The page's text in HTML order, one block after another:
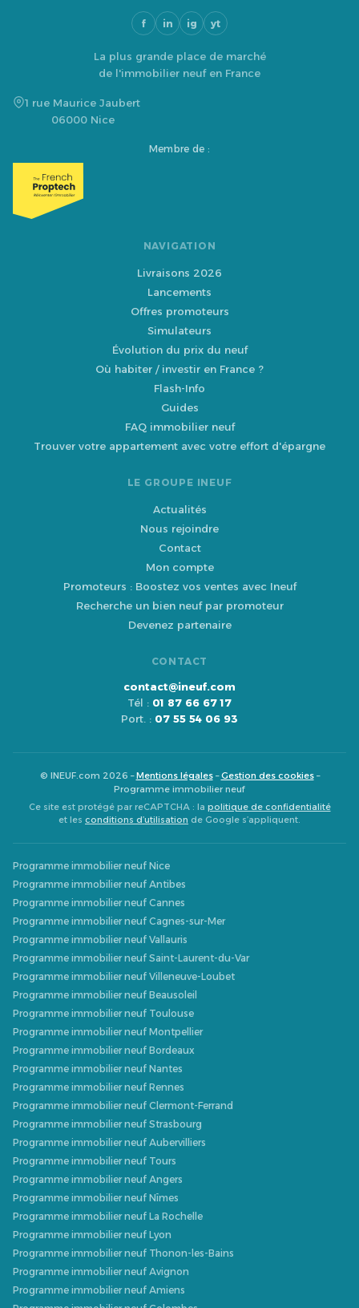
f in ig yt
La plus grande place de marché
de l'immobilier neuf en France
1 rue Maurice Jaubert
06000 Nice
Membre de :
NAVIGATION
Livraisons 2026
Lancements
Offres promoteurs
Simulateurs
Évolution du prix du neuf
Où habiter / investir en France ?
Flash-Info
Guides
FAQ immobilier neuf
Trouver votre appartement avec votre effort d'épargne
LE GROUPE INEUF
Actualités
Nous rejoindre
Contact
Mon compte
Promoteurs : Boostez vos ventes avec Ineuf
Recherche un bien neuf par promoteur
Devenez partenaire
CONTACT
contact@ineuf.com
Tél : 01 87 66 67 17
Port. : 07 55 54 06 93
© INEUF.com 2026 –Mentions légales–Gestion des cookies–
Programme immobilier neuf
Ce site est protégé par reCAPTCHA : la politique de confidentialité
et les conditions d’utilisation de Google s’appliquent.
Programme immobilier neuf Nice
Programme immobilier neuf Antibes
Programme immobilier neuf Cannes
Programme immobilier neuf Cagnes-sur-Mer
Programme immobilier neuf Vallauris
Programme immobilier neuf Saint-Laurent-du-Var
Programme immobilier neuf Villeneuve-Loubet
Programme immobilier neuf Beausoleil
Programme immobilier neuf Toulouse
Programme immobilier neuf Montpellier
Programme immobilier neuf Bordeaux
Programme immobilier neuf Nantes
Programme immobilier neuf Rennes
Programme immobilier neuf Clermont-Ferrand
Programme immobilier neuf Strasbourg
Programme immobilier neuf Aubervilliers
Programme immobilier neuf Tours
Programme immobilier neuf Angers
Programme immobilier neuf Nîmes
Programme immobilier neuf La Rochelle
Programme immobilier neuf Lyon
Programme immobilier neuf Thonon-les-Bains
Programme immobilier neuf Avignon
Programme immobilier neuf Amiens